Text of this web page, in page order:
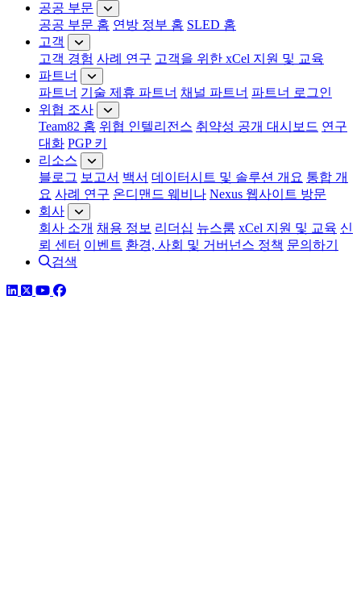
공공 부문
공공 부문 홈 연방 정부 홈 SLED 홈
고객
고객 경험 사례 연구 고객을 위한 xCel 지원 및 교육
파트너
파트너 기술 제휴 파트너 채널 파트너 파트너 로그인
위협 조사
Team82 홈 위협 인텔리전스 취약성 공개 대시보드 연구
대화 PGP 키
리소스
블로그 보고서 백서 데이터시트 및 솔루션 개요 통합 개
요 사례 연구 온디맨드 웨비나 Nexus 웹사이트 방문
회사
회사 소개 채용 정보 리더십 뉴스룸 xCel 지원 및 교육 신
뢰 센터 이벤트 환경, 사회 및 거버넌스 정책 문의하기
검색
링크드인
트위터유튜브
페이스북